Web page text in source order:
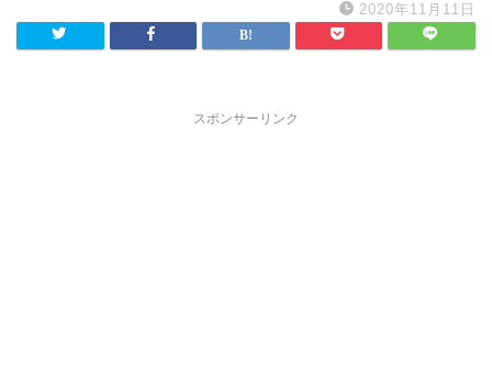
2020年11月11日
スポンサーリンク